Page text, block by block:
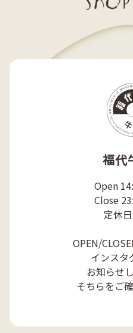
福代
Open
Close
定休
OPEN/
インスタ
お知らせ
そちらをご